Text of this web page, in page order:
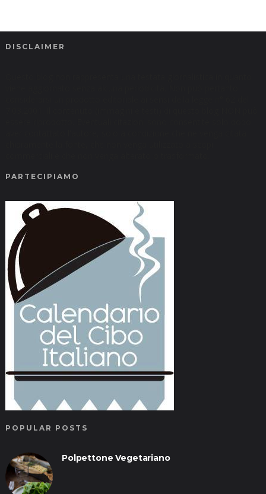
DISCLAIMER
PARTECIPIAMO
POPULAR POSTS
Polpettone Vegetariano